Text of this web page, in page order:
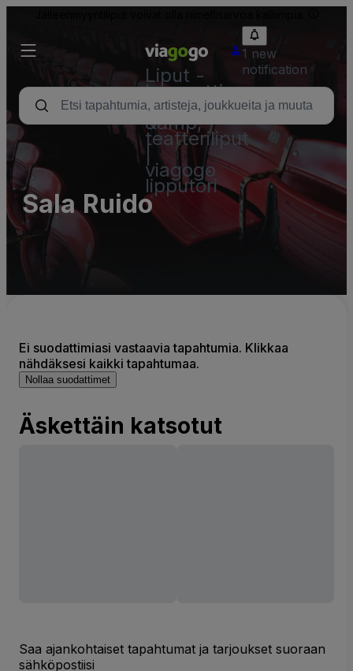
Liput -
konsertti,
urheilu
&amp;
teatteriliput
viagogo
lipputori
1 new
notification
Sala Ruido
Ei suodattimiasi vastaavia tapahtumia. Klikkaa
nähdäksesi kaikki tapahtumaa.
Nollaa suodattimet
Äskettäin katsotut
Saa ajankohtaiset tapahtumat ja tarjoukset suoraan
sähköpostiisi